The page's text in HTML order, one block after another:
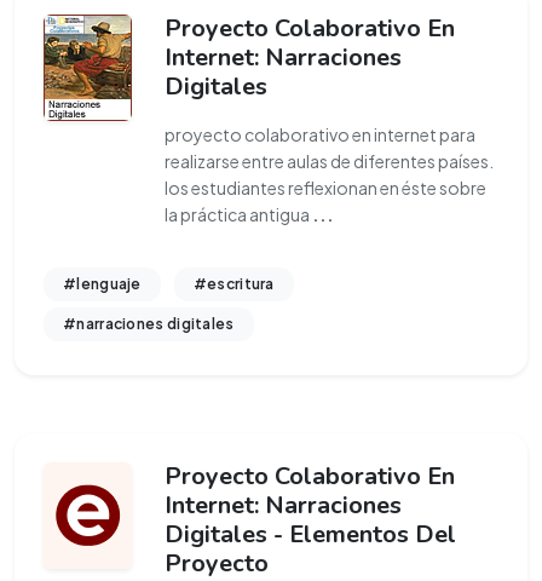
Proyecto Colaborativo En
Internet: Narraciones
Digitales
proyecto colaborativo en internet para
realizarse entre aulas de diferentes países.
los estudiantes reflexionan en éste sobre
la práctica antigua ...
#lenguaje #escritura
#narraciones digitales
Proyecto Colaborativo En
Internet: Narraciones
Digitales - Elementos Del
Proyecto